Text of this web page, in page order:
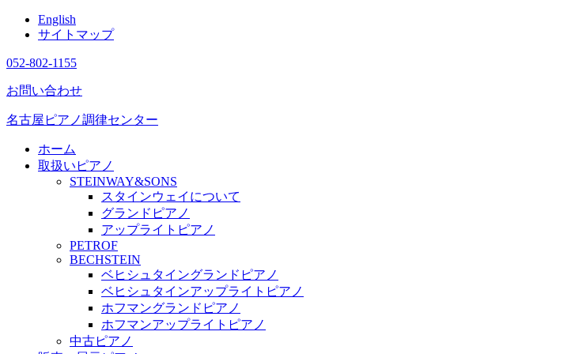
English
サイトマップ
052-802-1155
お問い合わせ
名古屋ピアノ調律センター
ホーム
取扱いピアノ
STEINWAY&SONS
スタインウェイについて
グランドピアノ
アップライトピアノ
PETROF
BECHSTEIN
ベヒシュタイングランドピアノ
ベヒシュタインアップライトピアノ
ホフマングランドピアノ
ホフマンアップライトピアノ
中古ピアノ